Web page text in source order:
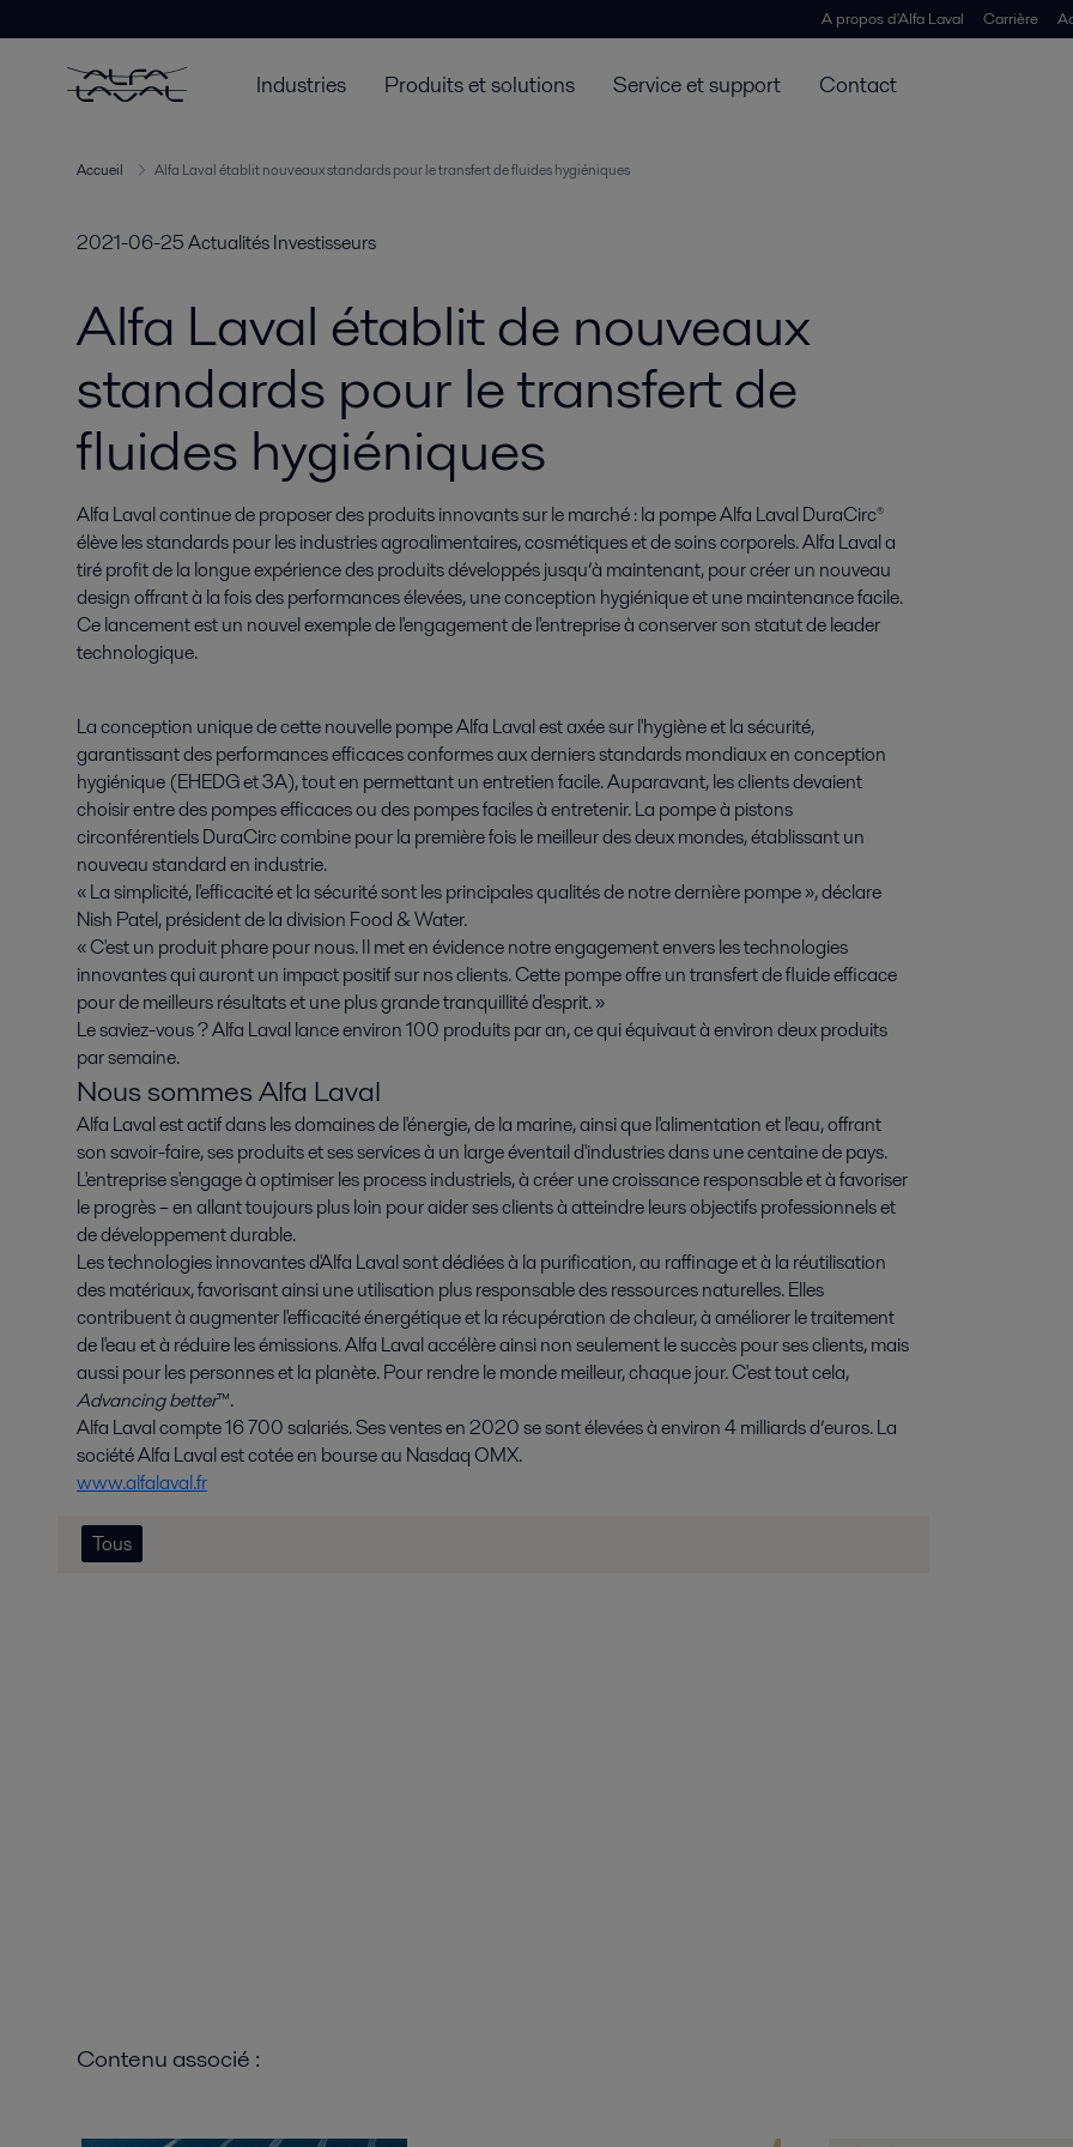
A propos d'Alfa Laval Carrière
Industries Produits et solutions Service et support Contact
Accueil Alfa Laval établit nouveaux standards pour le transfert de fluides hygiéniques
2021-06-25Actualités Investisseurs
Alfa Laval établit de nouveaux
standards pour le transfert de
fluides hygiéniques
Alfa Laval continue de proposer des produits innovants sur le marché : la pompe Alfa Laval DuraCirc®
élève les standards pour les industries agroalimentaires, cosmétiques et de soins corporels. Alfa Laval a
tiré profit de la longue expérience des produits développés jusqu’à maintenant, pour créer un nouveau
design offrant à la fois des performances élevées, une conception hygiénique et une maintenance facile.
Ce lancement est un nouvel exemple de l'engagement de l'entreprise à conserver son statut de leader
technologique.
La conception unique de cette nouvelle pompe Alfa Laval est axée sur l'hygiène et la sécurité,
garantissant des performances efficaces conformes aux derniers standards mondiaux en conception
hygiénique (EHEDG et 3A), tout en permettant un entretien facile. Auparavant, les clients devaient
choisir entre des pompes efficaces ou des pompes faciles à entretenir. La pompe à pistons
circonférentiels DuraCirc combine pour la première fois le meilleur des deux mondes, établissant un
nouveau standard en industrie.
« La simplicité, l'efficacité et la sécurité sont les principales qualités de notre dernière pompe », déclare
Nish Patel, président de la division Food & Water.
« C'est un produit phare pour nous. Il met en évidence notre engagement envers les technologies
innovantes qui auront un impact positif sur nos clients. Cette pompe offre un transfert de fluide efficace
pour de meilleurs résultats et une plus grande tranquillité d'esprit. »
Le saviez-vous ? Alfa Laval lance environ 100 produits par an, ce qui équivaut à environ deux produits
par semaine.
Nous sommes Alfa Laval
Alfa Laval est actif dans les domaines de l'énergie, de la marine, ainsi que l'alimentation et l'eau, offrant
son savoir-faire, ses produits et ses services à un large éventail d'industries dans une centaine de pays.
L'entreprise s'engage à optimiser les process industriels, à créer une croissance responsable et à favoriser
le progrès – en allant toujours plus loin pour aider ses clients à atteindre leurs objectifs professionnels et
de développement durable.
Les technologies innovantes d'Alfa Laval sont dédiées à la purification, au raffinage et à la réutilisation
des matériaux, favorisant ainsi une utilisation plus responsable des ressources naturelles. Elles
contribuent à augmenter l'efficacité énergétique et la récupération de chaleur, à améliorer le traitement
de l'eau et à réduire les émissions. Alfa Laval accélère ainsi non seulement le succès pour ses clients, mais
aussi pour les personnes et la planète. Pour rendre le monde meilleur, chaque jour. C'est tout cela,
Advancing better™.
Alfa Laval compte 16 700 salariés. Ses ventes en 2020 se sont élevées à environ 4 milliards d’euros. La
société Alfa Laval est cotée en bourse au Nasdaq OMX.
www.alfalaval.fr
Tous
Contenu associé :